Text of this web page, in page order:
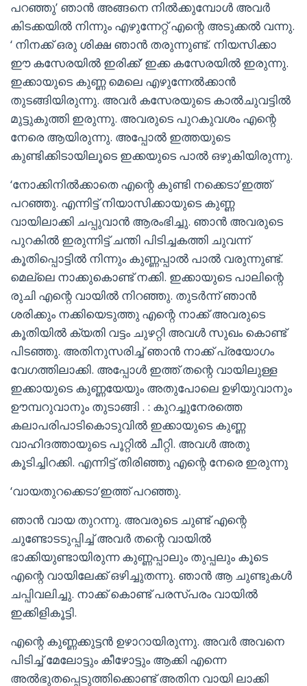
പറഞ്ഞു’ ഞാൻ അങ്ങനെ നിൽക്കുമ്പോൾ അവർ
കിടക്കയിൽ നിന്നും എഴുന്നേറ്റ് എന്റെ അടുക്കൽ വന്നു.
‘ നിനക്ക് ഒരു ശിക്ഷ ഞാൻ തരുന്നുണ്ട്. നിയസിക്കാ
ഈ കസേരയിൽ ഇരിക്ക്’ ഇക്ക കസേരയിൽ ഇരുന്നു.
ഇക്കായുടെ കുണ്ണ മെലെ എഴുന്നേൽക്കാൻ
തുടങ്ങിയിരുന്നു. അവർ കസേരയുടെ കാൽചുവട്ടിൽ
മുട്ടുകുത്തി ഇരുന്നു. അവരുടെ പുറകുവശം എന്റെ
നേരെ ആയിരുന്നു. അപ്പോൽ ഇത്തയുടെ
കുണ്ടിക്കിടായിലൂടെ ഇക്കയുടെ പാൽ ഒഴുകിയിരുന്നു.
‘നോക്കിനിൽക്കാതെ എന്റെ കുണ്ടി നക്കെടാ’ഇത്ത്
പറഞ്ഞു. എന്നിട്ട് നിയാസിക്കായുടെ കുണ്ണ
വായിലാക്കി ചപ്പുവാൻ ആരംഭിച്ചു. ഞാൻ അവരുടെ
പുറകിൽ ഇരുന്നിട്ട് ചന്തി പിടിച്ചകത്തി ചുവന്ന്
കൂതിപ്പൊട്ടിൽ നിന്നും കുണ്ണപ്പാൽ പാൽ വരുന്നുണ്ട്.
മെല്ലെ നാക്കുകൊണ്ട് നക്കി. ഇക്കായുടെ പാലിന്റെ
രുചി എന്റെ വായിൽ നിറഞ്ഞു. തുടർന്ന് ഞാൻ
ശരിക്കും നക്കിയെടുത്തു എന്റെ നാക്ക് അവരുടെ
കൂതിയിൽ ക്യതി വട്ടം ചുഴറ്റി അവൾ സുഖം കൊണ്ട്
പിടഞ്ഞു. അതിനുസരിച്ച് ഞാൻ നാക്ക് പ്രയോഗം
വേഗത്തിലാക്കി. അപ്പോൾ ഇത്ത് തന്റെ വായിലുള്ള
ഇക്കായുടെ കുണ്ണയേയും അതുപോലെ ഉഴിയുവാനും
ഊമ്പറുവാനും തുടാങ്ങി . : കുറച്ചുനേരത്തെ
കലാപരിപാടികൊടുവിൽ ഇക്കായുടെ കുണ്ണ
വാഹിദത്തായുടെ പൂറ്റിൽ ചീറ്റി. അവൾ അതു
കൂടിച്ചിറക്കി. എന്നിട്ട് തിരിഞ്ഞു എന്റെ നേരെ ഇരുന്നു
‘വായതുറക്കെടാ’ഇത്ത് പറഞ്ഞു.
ഞാൻ വായ തുറന്നു. അവരുടെ ചുണ്ട് എന്റെ
ചുണ്ടോടടുപ്പിച്ച് അവർ തന്റെ വായിൽ
ഭാക്കിയുണ്ടായിരുന്ന കുണ്ണപ്പാലും തുപ്പലും കൂടെ
എന്റെ വായിലേക്ക് ഒഴിച്ചുതന്നു. ഞാൻ ആ ചുണ്ടുകൾ
ചപ്പിവലിച്ചു. നാക്ക് കൊണ്ട് പരസ്പരം വായിൽ
ഇക്കിളികൂട്ടി.
എന്റെ കുണ്ണക്കുട്ടൻ ഉഴാറായിരുന്നു. അവർ അവനെ
പിടിച്ച് മേലോട്ടും കീഴോട്ടും ആക്കി എന്നെ
അൽഭുതപ്പെടുത്തിക്കൊണ്ട് അതിന വായി ലാക്കി